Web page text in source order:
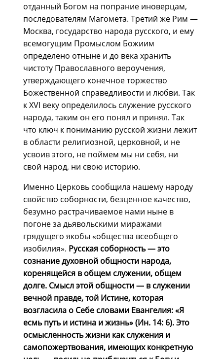
отданный Богом на попрание иноверцам,
последователям Магомета. Третий же Рим —
Москва, государство народа русского, и ему
всемогущим Промыслом Божиим
определено отныне и до века хранить
чистоту Православного вероучения,
утверждающего конечное торжество
Божественной справедливости и любви. Так
к XVI веку определилось служение русского
народа, таким он его понял и принял. Так
что ключ к пониманию русской жизни лежит
в области религиозной, церковной, и не
усвоив этого, не поймем мы ни себя, ни
свой народ, ни свою историю.
Именно Церковь сообщила нашему народу
свойство соборности, безценное качество,
безумно растрачиваемое нами ныне в
погоне за дьявольскими миражами
грядущего якобы «общества всеобщего
изобилия». Русская соборность — это
сознание духовной общности народа,
коренящейся в общем служении, общем
долге. Смысл этой общности — в служении
вечной правде, той Истине, которая
возгласила о Себе словами Евангелия: «Я
есмь путь и истина и жизнь» (Ин. 14: 6). Это
осмысленность жизни как служения и
самопожертвования, имеющих конкретную